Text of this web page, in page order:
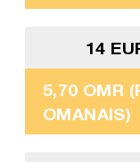
14
5,70 OMR
OMANAIS)